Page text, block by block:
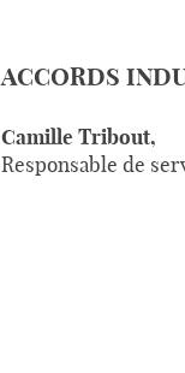
ACCORDS
Camille Tribout,
Responsable de